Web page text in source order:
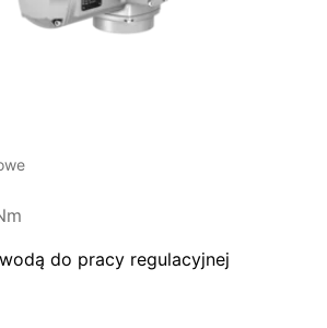
do pracy regulacyjnej